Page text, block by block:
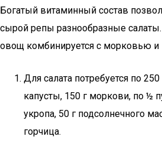
Богатый витаминный состав
сырой репы разнообразные
овощ комбинируется с морковью и
Для салата потребуется по
капусты, 150 г моркови, по ½
укропа, 50 г подсолнечного
горчица.